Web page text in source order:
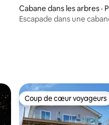
Cabane dans les arbres ·
t Perry
Escapade dans une
aimésCoup de cœur voyageurs
Coup de cœur voyageurs